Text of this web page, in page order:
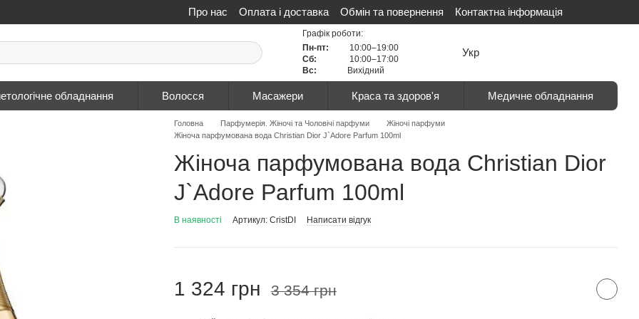
Про нас Оплата і доставка Обмін та повернення
Контактна інформація
Політика конфіденційності
Сертифікати Відгуки про магазин
Графік роботи:
Пн-пт:
10:00–19:00
Сб:
10:00–17:00
Вс:
Вихідний
Укр
обладнання Волосся Масажери Краса та здоров'я Медичне обладнання
Головна Парфумерія. Жіночі та Чоловічі парфуми
Жіночі парфуми
Жіноча парфумована вода Christian Dior J`Adore Parfum 100ml
Жіноча парфумована вода Christian Dior
J`Adore Parfum 100ml
В наявності Артикул: CristDI Написати відгук
1 324 грн 3 354 грн